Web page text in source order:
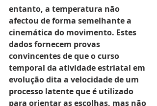
entanto, a temperatura não
afectou de forma semelhante a
cinemática do movimento. Estes
dados fornecem provas
convincentes de que o curso
temporal da atividade estriatal em
evolução dita a velocidade de um
processo latente que é utilizado
para orientar as escolhas, mas não